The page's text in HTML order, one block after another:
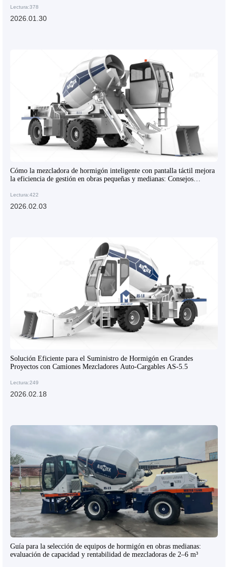
Lectura:378
2026.01.30
Cómo la mezcladora de hormigón inteligente con pantalla táctil mejora
la eficiencia de gestión en obras pequeñas y medianas: Consejos
Lectura:422
2026.02.03
Solución Eficiente para el Suministro de Hormigón en Grandes
Proyectos con Camiones Mezcladores Auto-Cargables AS-5.5
Lectura:249
2026.02.18
Guía para la selección de equipos de hormigón en obras medianas:
evaluación de capacidad y rentabilidad de mezcladoras de 2–6 m³